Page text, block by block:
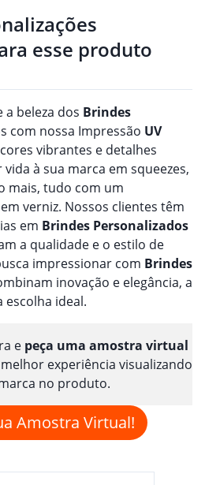
esse produto
a beleza dos Brindes
com nossa Impressão UV
vibrantes e detalhes
à sua marca em squeezes,
mais, tudo com um
verniz. Nossos clientes têm
em Brindes Personalizados
a qualidade e o estilo de
impressionar com Brindes
inovação e elegância, a
escolha ideal.
e peça uma amostra virtual
experiência visualizando
no produto.
Amostra Virtual!